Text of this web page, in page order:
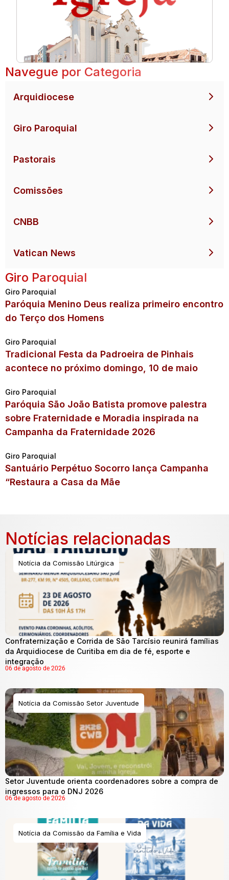
Navegue por Categoria
Arquidiocese
Giro Paroquial
Pastorais
Comissões
CNBB
Vatican News
Giro Paroquial
Giro Paroquial
Paróquia Menino Deus realiza primeiro encontro
do Terço dos Homens
Giro Paroquial
Tradicional Festa da Padroeira de Pinhais
acontece no próximo domingo, 10 de maio
Giro Paroquial
Paróquia São João Batista promove palestra
sobre Fraternidade e Moradia inspirada na
Campanha da Fraternidade 2026
Giro Paroquial
Santuário Perpétuo Socorro lança Campanha
“Restaura a Casa da Mãe
Notícias relacionadas
Notícia da Comissão Litúrgica
Confraternização e Corrida de São Tarcísio reunirá famílias
da Arquidiocese de Curitiba em dia de fé, esporte e
integração
06 de agosto de 2026
Notícia da Comissão Setor Juventude
Setor Juventude orienta coordenadores sobre a compra de
ingressos para o DNJ 2026
06 de agosto de 2026
Notícia da Comissão da Família e Vida